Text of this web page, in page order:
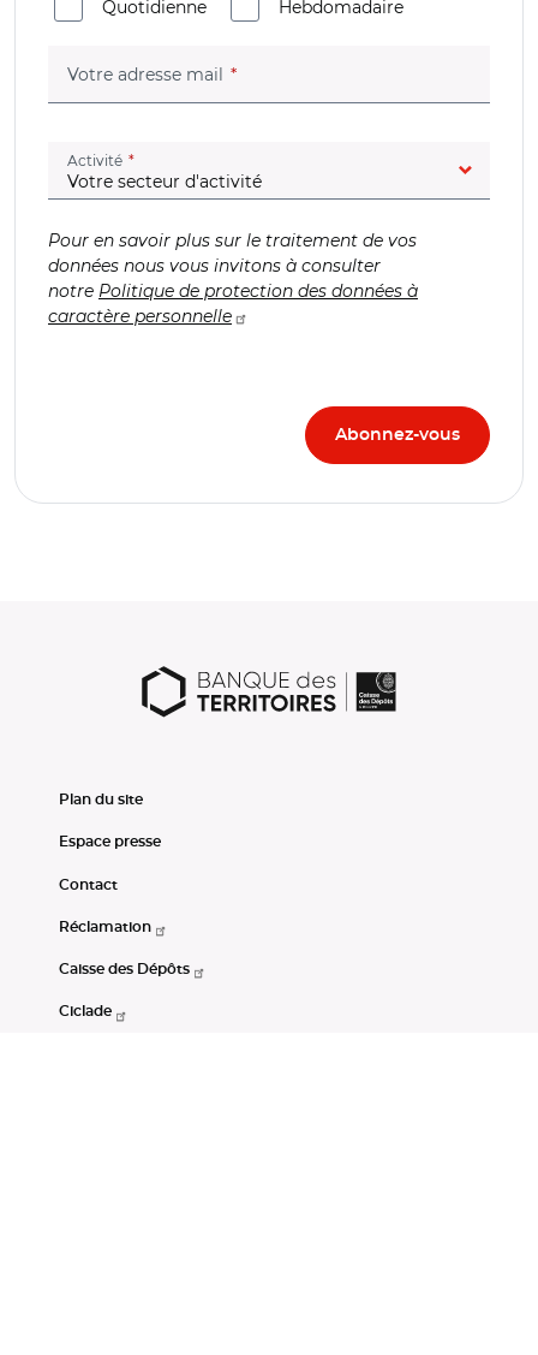
Quotidienne
Hebdomadaire
Votre adresse mail (champ obligatoire)
Activité (champ obligatoire)
Pour en savoir plus sur le traitement de vos
données nous vous invitons à consulter
notre Politique de protection des données à
caractère personnelle
Plan du site
Espace presse
Contact
Réclamation
Caisse des Dépôts
Ciclade